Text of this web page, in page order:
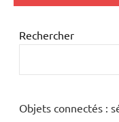
Rechercher
Objets connectés :